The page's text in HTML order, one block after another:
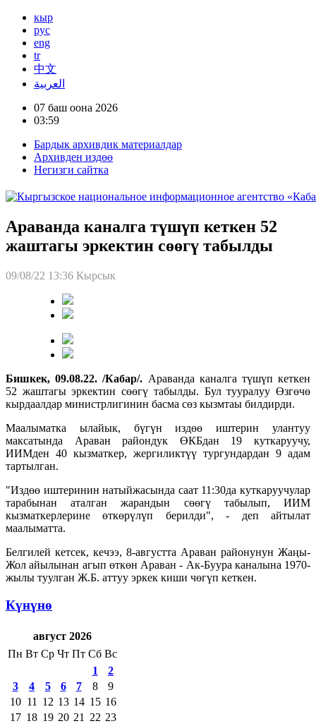
кыр
рус
eng
tr
中文
العربية
07 баш оона 2026
03:59
Бардык архивдик материалдар
Архивден издөө
Негизги сайтка
Араванда каналга түшүп кеткен 52
жаштагы эркектин сөөгү табылды
09/08/22 13:36 Кырсык
Бишкек, 09.08.22. /Кабар/. Араванда каналга түшүп кеткен
52 жаштагы эркектин сөөгү табылды. Бул тууралуу Өзгөчө
кырдаалдар министрлигинин басма сөз кызмтаы билдирди.
Маалыматка ылайык, бүгүн издөө иштерин улантуу
максатында Араван райондук ӨКБдан 19 куткаруучу,
ИИМден 40 кызматкер, жергиликтүү тургундардан 9 адам
тартылган.
"Издөө иштеринин натыйжасында саат 11:30да куткаруучулар
тарабынан аталган жарандын сөөгү табылып, ИИМ
кызматкерлерине өткөрүлүп берилди", - деп айтылат
маалыматта.
Белгилей кетсек, кечээ, 8-августта Араван районунун Жаңы-
Жол айылынан агып өткөн Араван - Ак-Буура каналына 1970-
жылы туулган Ж.Б. аттуу эркек киши чөгүп кеткен.
Күнүнө
август 2026
Пн Вт Ср Чт Пт Сб Вс
1
2
3
4 5 6 7 8
9
10 11 12 13 14 15 16
17 18 19 20 21 22 23